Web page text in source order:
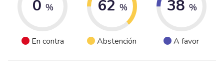
0 %
En contra
62 %
Abstención
38 %
A favor